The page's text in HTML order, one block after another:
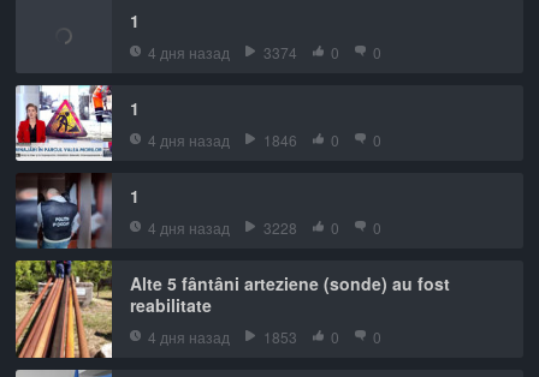
1
4 дня назад 3374 0 0
1
4 дня назад 1846 0 0
1
4 дня назад 3228 0 0
Alte 5 fântâni arteziene (sonde) au fost
reabilitate
4 дня назад 1853 0 0